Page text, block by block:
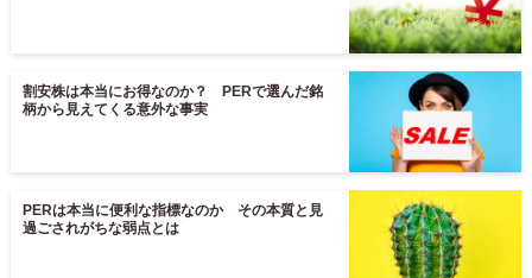
割安株は本当にお得なのか？ PERで選んだ銘
柄から見えてくる意外な事実
PERは本当に便利な指標なのか その本質と見
過ごされがちな弱点とは